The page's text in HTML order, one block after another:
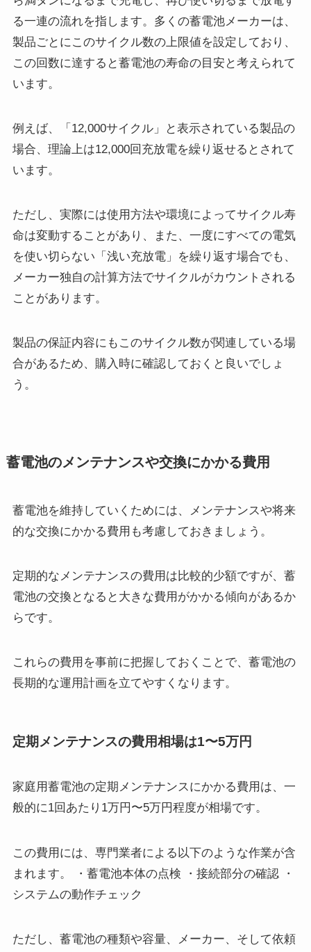
る一連の流れを指します。多くの蓄電池メーカーは、
製品ごとにこのサイクル数の上限値を設定しており、
この回数に達すると蓄電池の寿命の目安と考えられて
います。
例えば、「12,000サイクル」と表示されている製品の
場合、理論上は12,000回充放電を繰り返せるとされて
います。
ただし、実際には使用方法や環境によってサイクル寿
命は変動することがあり、また、一度にすべての電気
を使い切らない「浅い充放電」を繰り返す場合でも、
メーカー独自の計算方法でサイクルがカウントされる
ことがあります。
製品の保証内容にもこのサイクル数が関連している場
合があるため、購入時に確認しておくと良いでしょ
う。
蓄電池のメンテナンスや交換にかかる費用
蓄電池を維持していくためには、メンテナンスや将来
的な交換にかかる費用も考慮しておきましょう。
定期的なメンテナンスの費用は比較的少額ですが、蓄
電池の交換となると大きな費用がかかる傾向があるか
らです。
これらの費用を事前に把握しておくことで、蓄電池の
長期的な運用計画を立てやすくなります。
定期メンテナンスの費用相場は1〜5万円
家庭用蓄電池の定期メンテナンスにかかる費用は、一
般的に1回あたり1万円〜5万円程度が相場です。
この費用には、専門業者による以下のような作業が含
まれます。 ・蓄電池本体の点検 ・接続部分の確認 ・
システムの動作チェック
ただし、蓄電池の種類や容量、メーカー、そして依頼